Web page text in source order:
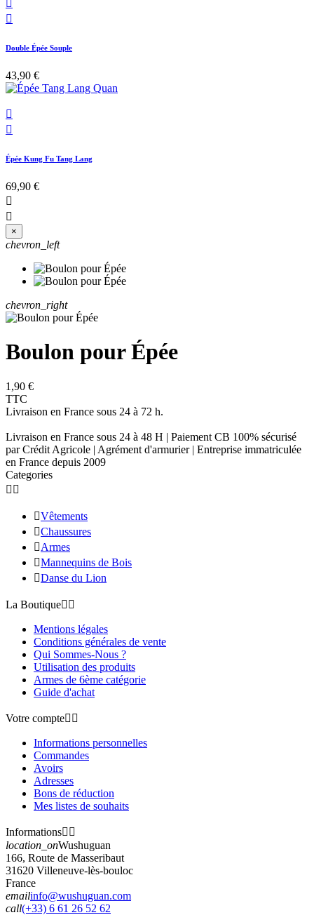

Double Épée Souple
43,90 €


Épée Kung Fu Tang Lang
69,90 €


×
chevron_left
chevron_right
Boulon pour Épée
1,90 €
TTC
Livraison en France sous 24 à 72 h.
Livraison en France sous 24 à 48 H | Paiement CB 100% sécurisé
par Crédit Agricole | Agrément d'armurier | Entreprise immatriculée
en France depuis 2009
Categories
 
Vêtements
Chaussures
Armes
Mannequins de Bois
Danse du Lion
La Boutique 
Mentions légales
Conditions générales de vente
Qui Sommes-Nous ?
Utilisation des produits
Armes de 6ème catégorie
Guide d'achat
Votre compte 
Informations personnelles
Commandes
Avoirs
Adresses
Bons de réduction
Mes listes de souhaits
Informations 
location_onWushuguan
166, Route de Masseribaut
31620 Villeneuve-lès-bouloc
France
emailinfo@wushuguan.com
call(+33) 6 61 26 52 62